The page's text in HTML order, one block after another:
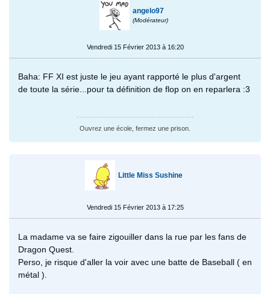
angelo97
(Modérateur)
Vendredi 15 Février 2013 à 16:20
Baha: FF XI est juste le jeu ayant rapporté le plus d'argent
de toute la série...pour ta définition de flop on en reparlera :3
Ouvrez une école, fermez une prison.
Little Miss Sushine
Vendredi 15 Février 2013 à 17:25
La madame va se faire zigouiller dans la rue par les fans de
Dragon Quest.
Perso, je risque d'aller la voir avec une batte de Baseball ( en
métal ).